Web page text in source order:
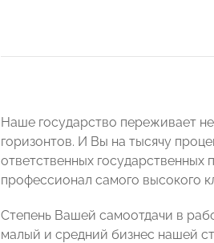
Наше государство переживает
горизонтов. И Вы на тысячу
ответственных
профессионал самого высокого
Степень Вашей самоотдачи в
малый и средний бизнес нашей